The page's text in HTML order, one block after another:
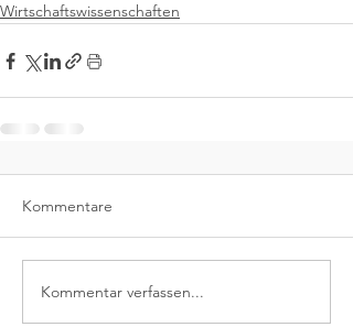
Wirtschaftswissenschaften
Kommentare
Kommentar verfassen...